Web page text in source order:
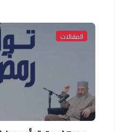
المقالات